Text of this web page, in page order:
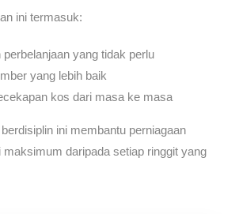
ini termasuk:
yang tidak perlu
yang lebih baik
kos dari masa ke masa
ini membantu perniagaan
maksimum daripada setiap ringgit yang